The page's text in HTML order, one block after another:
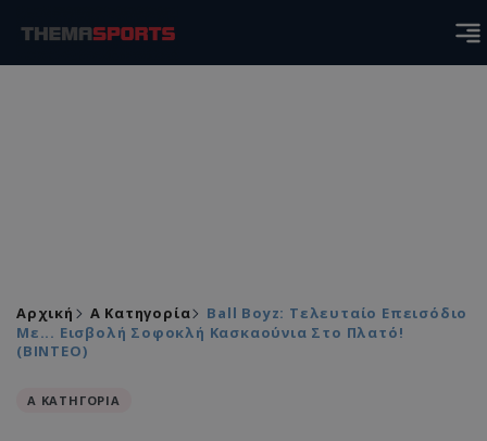
Αρχική Α Κατηγορία
Ball Boyz: Τελευταίο Επεισόδιο
Με... Εισβολή Σοφοκλή Κασκαούνια Στο Πλατό!
(ΒΙΝΤΕΟ)
Α ΚΑΤΗΓΟΡΙΑ